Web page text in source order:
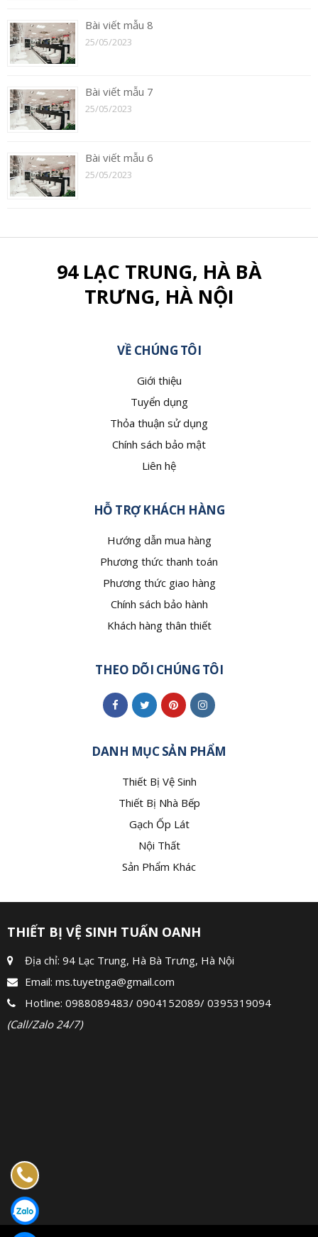
Bài viết mẫu 8
25/05/2023
Bài viết mẫu 7
25/05/2023
Bài viết mẫu 6
25/05/2023
94 LẠC TRUNG, HÀ BÀ
TRƯNG, HÀ NỘI
VỀ CHÚNG TÔI
Giới thiệu
Tuyển dụng
Thỏa thuận sử dụng
Chính sách bảo mật
Liên hệ
HỖ TRỢ KHÁCH HÀNG
Hướng dẫn mua hàng
Phương thức thanh toán
Phương thức giao hàng
Chính sách bảo hành
Khách hàng thân thiết
THEO DÕI CHÚNG TÔI
DANH MỤC SẢN PHẨM
Thiết Bị Vệ Sinh
Thiết Bị Nhà Bếp
Gạch Ốp Lát
Nội Thất
Sản Phẩm Khác
THIẾT BỊ VỆ SINH TUẤN OANH
Địa chỉ: 94 Lạc Trung, Hà Bà Trưng, Hà Nội
Email: ms.tuyetnga@gmail.com
Hotline: 0988089483/ 0904152089/ 0395319094
(Call/Zalo 24/7)